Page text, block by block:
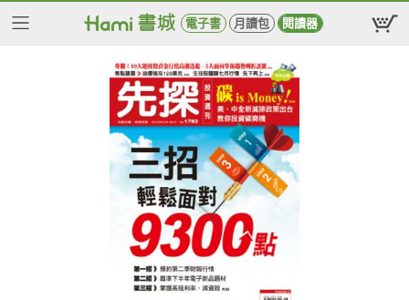
電子書 月讀包 閱讀器